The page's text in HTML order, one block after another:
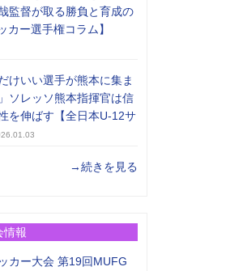
監督が取る勝負と育成の
カー選手権コラム】
けいい選手が熊本に集ま
ソレッソ熊本指揮官は信
を伸ばす【全日本U-12サ
→続きを見る
情報
カー大会 第19回MUFG